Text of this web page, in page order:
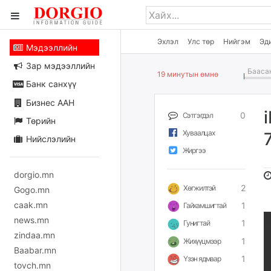
Эхлэл Улс төр Нийгэм
Мэдээллийн
Зар мэдээллийн
Банк санхүү
Бизнес ААН
Төрийн
Нийслэлийн
dorgio.mn
Gogo.mn
caak.mn
news.mn
zindaa.mn
Baabar.mn
tovch.mn
19 минутын өмнө
Сэтгэгдэл 0
Хуваалцах
Жиргээ
Хөгжилтэй 2
Гайхамшигтай 1
Гунигтай 1
Жихүүцмээр 1
Үзэн ядмаар 1